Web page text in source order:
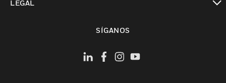
LEGAL
SÍGANOS